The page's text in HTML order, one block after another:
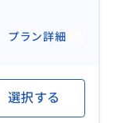
々と高山草
旅の巡る美し
や温かいもて
プラン詳細
選択する